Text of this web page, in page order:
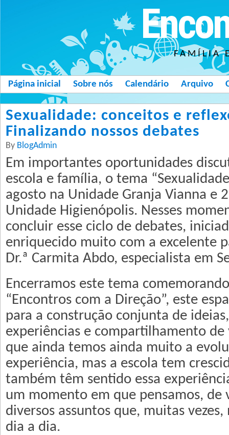
FAMÍLIA
Página inicial Sobre nós Calendário Arquivo
Sexualidade: conceitos e
Finalizando nossos debates
By BlogAdmin
Em importantes oportunidades
escola e família, o tema
agosto na Unidade Granja Vianna e
Unidade Higienópolis. Nesses
concluir esse ciclo de debates,
enriquecido muito com a excelente
Dr.ª Carmita Abdo, especialista em
Encerramos este tema
“Encontros com a Direção”, este
para a construção conjunta de
experiências e compartilhamento de
que ainda temos ainda muito a
experiência, mas a escola tem
também têm sentido essa
um momento em que pensamos, de
diversos assuntos que, muitas
dia a dia.